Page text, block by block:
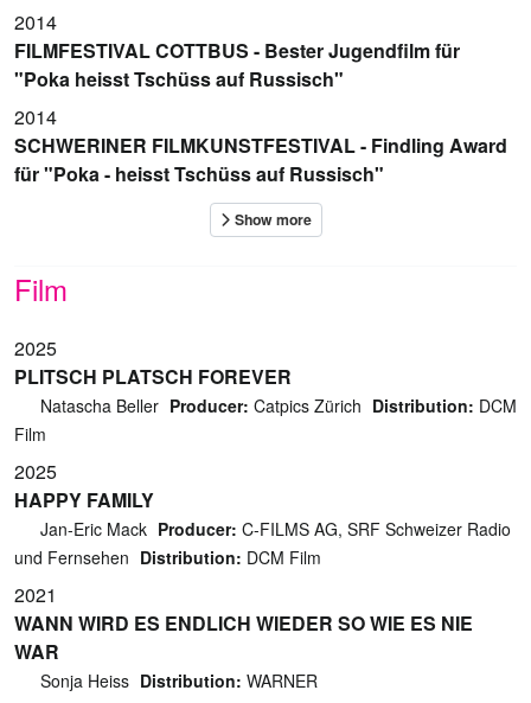
2014
FILMFESTIVAL COTTBUS - Bester Jugendfilm für
"Poka heisst Tschüss auf Russisch"
2014
SCHWERINER FILMKUNSTFESTIVAL - Findling Award
für "Poka - heisst Tschüss auf Russisch"
Film
2025
PLITSCH PLATSCH FOREVER
Natascha Beller Producer: Catpics Zürich Distribution: DCM
Film
2025
HAPPY FAMILY
Jan-Eric Mack Producer: C-FILMS AG, SRF Schweizer Radio
und Fernsehen Distribution: DCM Film
2021
WANN WIRD ES ENDLICH WIEDER SO WIE ES NIE
WAR
Sonja Heiss Distribution: WARNER